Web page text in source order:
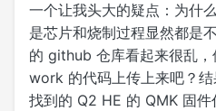
一个让我头大的疑点：为什
是芯片和烧制过程显然都是
的 github 仓库看起来很乱
work 的代码上传上来吧？
找到的 Q2 HE 的 QMK 固